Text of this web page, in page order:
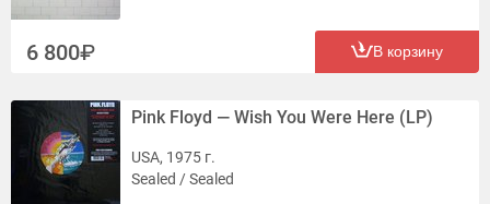
6 800 В корзину
Pink Floyd — Wish You Were Here (LP)
USA, 1975 г.
Sealed / Sealed